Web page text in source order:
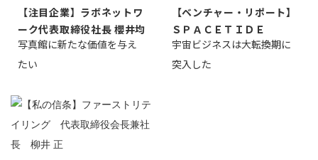
【注目企業】ラボネットワ
ーク代表取締役社長 櫻井均
写真館に新たな価値を与え
たい
【ベンチャー・リポート】
ＳＰＡＣＥＴＩＤＥ
宇宙ビジネスは大転換期に
突入した